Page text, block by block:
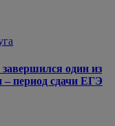
один из
– период сдачи ЕГЭ